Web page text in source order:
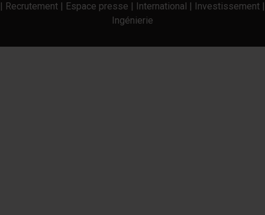
| Recrutement | Espace presse | International | Investissement |
Ingénierie